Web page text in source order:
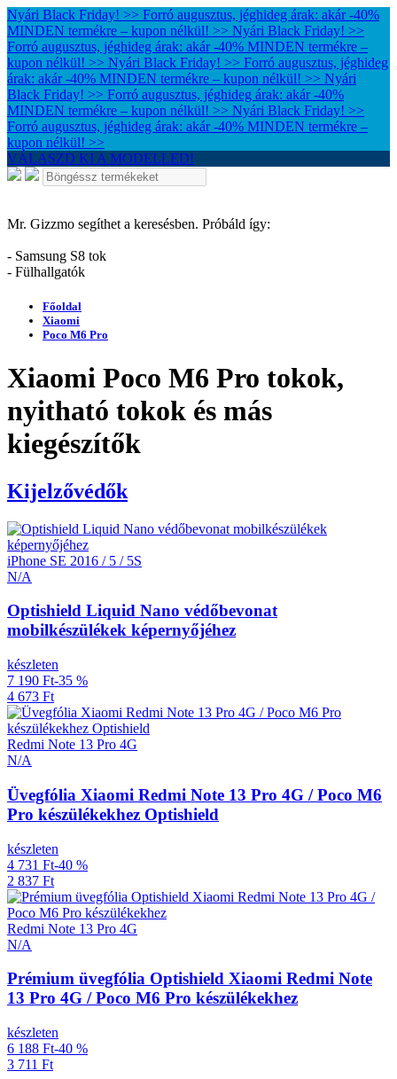
Nyári Black Friday! >> Forró augusztus, jéghideg árak: akár -40%
MINDEN termékre – kupon nélkül! >> Nyári Black Friday! >>
Forró augusztus, jéghideg árak: akár -40% MINDEN termékre –
kupon nélkül! >> Nyári Black Friday! >> Forró augusztus, jéghideg
árak: akár -40% MINDEN termékre – kupon nélkül! >> Nyári
Black Friday! >> Forró augusztus, jéghideg árak: akár -40%
MINDEN termékre – kupon nélkül! >> Nyári Black Friday! >>
Forró augusztus, jéghideg árak: akár -40% MINDEN termékre –
kupon nélkül! >>
VÁLASZD KI A MODELLED!
Mr. Gizzmo segíthet a keresésben. Próbáld így:
- Samsung S8 tok
- Fülhallgatók
Főoldal
Xiaomi
Poco M6 Pro
Xiaomi Poco M6 Pro tokok,
nyitható tokok és más
kiegészítők
Kijelzővédők
iPhone SE 2016 / 5 / 5S
N/A
Optishield Liquid Nano védőbevonat
mobilkészülékek képernyőjéhez
készleten
7 190 Ft-35 %
4 673 Ft
Redmi Note 13 Pro 4G
N/A
Üvegfólia Xiaomi Redmi Note 13 Pro 4G / Poco M6
Pro készülékekhez Optishield
készleten
4 731 Ft-40 %
2 837 Ft
Redmi Note 13 Pro 4G
N/A
Prémium üvegfólia Optishield Xiaomi Redmi Note
13 Pro 4G / Poco M6 Pro készülékekhez
készleten
6 188 Ft-40 %
3 711 Ft